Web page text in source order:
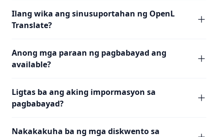
Ilang wika ang sinusuportahan ng OpenL
Translate?
Anong mga paraan ng pagbabayad ang
available?
Ligtas ba ang aking impormasyon sa
pagbabayad?
Nakakakuha ba ng mga diskwento sa